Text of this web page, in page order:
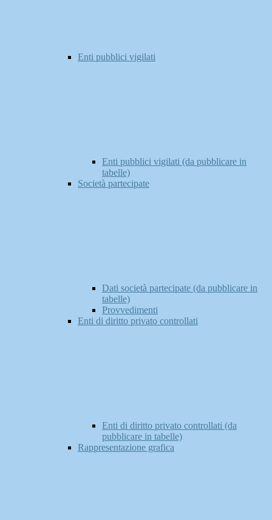
Enti pubblici vigilati
Enti pubblici vigilati (da pubblicare in
tabelle)
Società partecipate
Dati società partecipate (da pubblicare in
tabelle)
Provvedimenti
Enti di diritto privato controllati
Enti di diritto privato controllati (da
pubblicare in tabelle)
Rappresentazione grafica